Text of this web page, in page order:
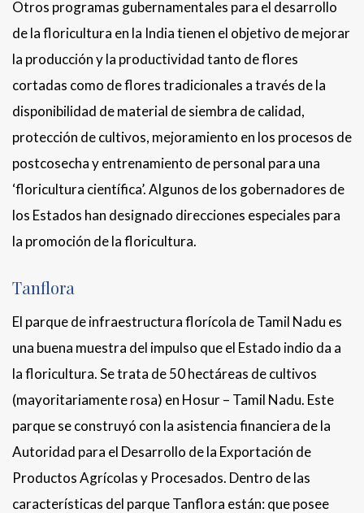
Otros programas gubernamentales para el desarrollo
de la floricultura en la India tienen el objetivo de mejorar
la producción y la productividad tanto de flores
cortadas como de flores tradicionales a través de la
disponibilidad de material de siembra de calidad,
protección de cultivos, mejoramiento en los procesos de
postcosecha y entrenamiento de personal para una
‘floricultura científica’. Algunos de los gobernadores de
los Estados han designado direcciones especiales para
la promoción de la floricultura.
Tanflora
El parque de infraestructura florícola de Tamil Nadu es
una buena muestra del impulso que el Estado indio da a
la floricultura. Se trata de 50 hectáreas de cultivos
(mayoritariamente rosa) en Hosur – Tamil Nadu. Este
parque se construyó con la asistencia financiera de la
Autoridad para el Desarrollo de la Exportación de
Productos Agrícolas y Procesados. Dentro de las
características del parque Tanflora están: que posee